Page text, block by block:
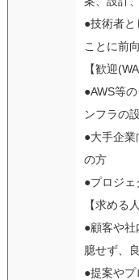
●技術者
ことに前
【歓迎
●AWS等
ンフラの
●大手企
の方
●プロジ
【求める
●顧客や
臆せず、
●提案や